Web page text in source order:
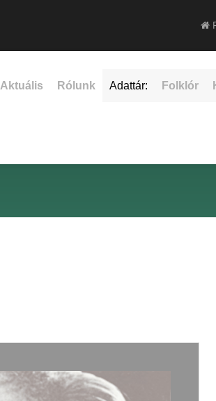
Aktuális Rólunk Adattár: Folklór